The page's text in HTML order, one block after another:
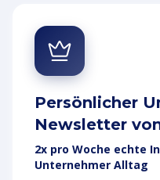
Persönlicher
Newsletter
2x pro Woche echte
Unternehmer Alltag